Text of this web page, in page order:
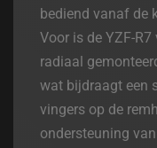
bediend vanaf de
Voor is de YZF-
radiaal
wat bijdraagt een
vingers op de
ondersteuning